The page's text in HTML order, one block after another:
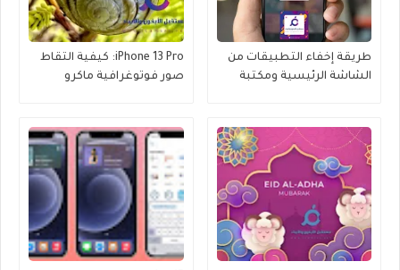
طريقة إخفاء التطبيقات من
الشاشة الرئيسية ومكتبة
iPhone 13 Pro: كيفية التقاط
صور فوتوغرافية ماكرو